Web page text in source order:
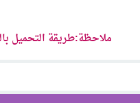
ملاحظة:طريقة التحميل